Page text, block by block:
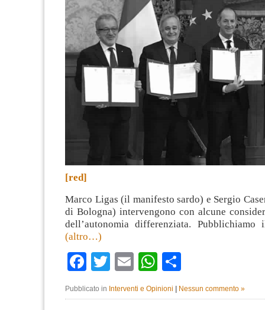
[red]
Marco Ligas (il manifesto sardo) e Sergio
di Bologna) intervengono con alcune
dell’autonomia differenziata.
(altro…)
Facebook
TwitterEmailWhatsApp
Pubblicato in Interventi e Opinioni | Nessun commento »